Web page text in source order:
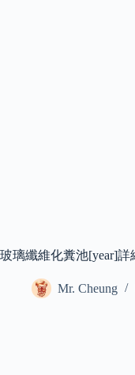
玻璃纖維化糞池[year]詳
Mr. Cheung